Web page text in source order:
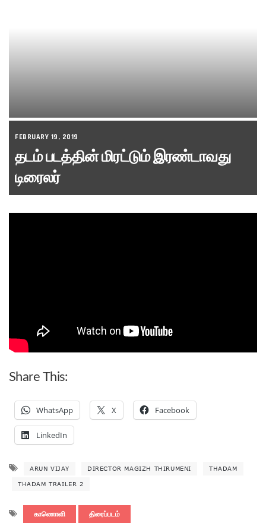
FEBRUARY 19, 2019
தடம் படத்தின் மிரட்டும் இரண்டாவது
டிரைலர்
Share This:
WhatsApp X Facebook
LinkedIn
ARUN VIJAY DIRECTOR MAGIZH THIRUMENI THADAM
THADAM TRAILER 2
காணொளி திரைப்படம்